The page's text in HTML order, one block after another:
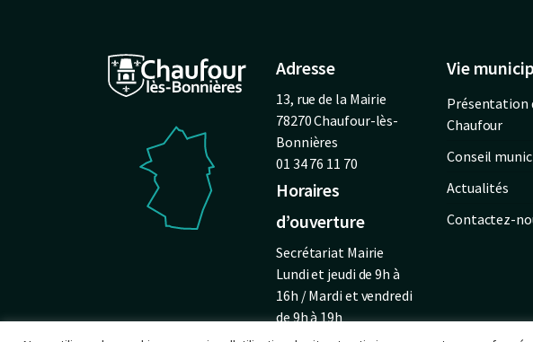
Adresse
13, rue de la Mairie
78270 Chaufour-lès-
Bonnières
01 34 76 11 70
Horaires
d’ouverture
Secrétariat Mairie
Lundi et jeudi de 9h à
16h / Mardi et vendredi
de 9h à 19h
Vie
Présentation
Chaufour
Conseil
Actualités
Contactez-